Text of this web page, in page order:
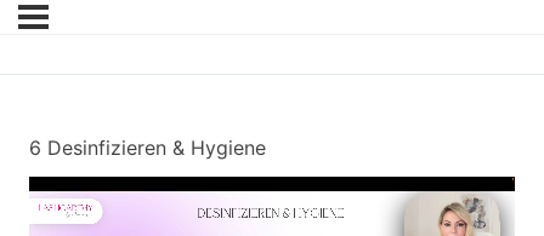
6 Desinfizieren & Hygiene